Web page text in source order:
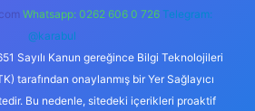
Whatsapp: 0262 606 0 726 Telegram:
@karabul
Sayılı Kanun gereğince Bilgi Teknolojileri
tarafından onaylanmış bir Yer Sağlayıcı
Bu nedenle, sitedeki içerikleri proaktif